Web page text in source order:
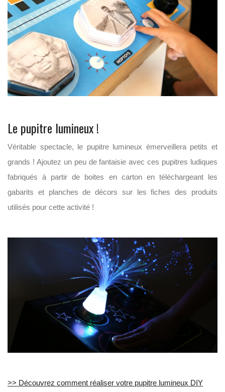
Le pupitre lumineux !
Véritable spectacle, le pupitre lumineux émerveillera petits et
grands ! Ajoutez un peu de fantaisie avec ces pupitres ludiques
fabriqués à partir de boites en carton en téléchargeant les
gabarits et planches de décors sur les fiches des produits
utilisés pour cette activité !
>> Découvrez comment réaliser votre pupitre lumineux DIY